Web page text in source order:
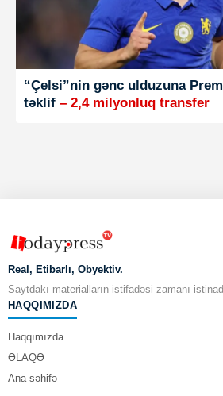
“Çelsi”nin gənc ulduzuna
təklif – 2,4 milyonluq transfer
Real, Etibarlı, Obyektiv.
Saytdakı materialların istifadəsi zamanı
HAQQIMIZDA
Haqqımızda
ƏLAQƏ
Ana səhifə